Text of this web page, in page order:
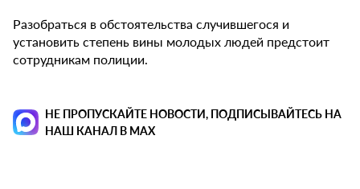
Разобраться в обстоятельства случившегося и
установить степень вины молодых людей предстоит
сотрудникам полиции.
НЕ ПРОПУСКАЙТЕ НОВОСТИ, ПОДПИСЫВАЙТЕСЬ НА
НАШ КАНАЛ В MAX